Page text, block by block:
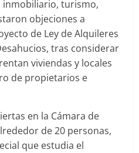
inmobiliario, turismo,
objeciones a
de Ley de Alquileres
tras considerar
viviendas y locales
de propietarios e
en la Cámara de
de 20 personas,
que estudia el